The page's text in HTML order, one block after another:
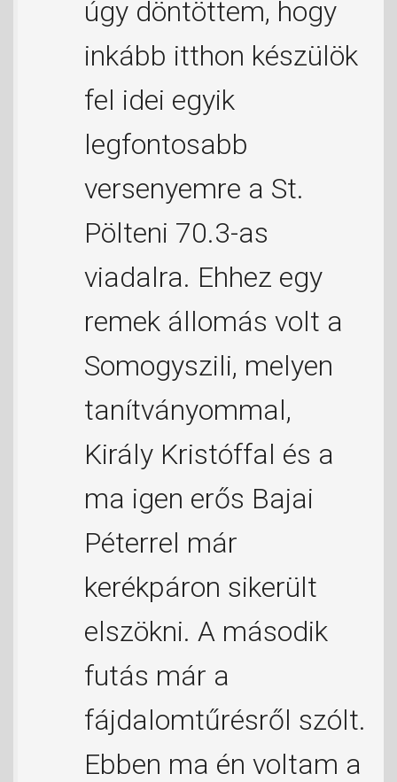
úgy döntöttem, hogy
inkább itthon készülök
fel idei egyik
legfontosabb
versenyemre a St.
Pölteni 70.3-as
viadalra. Ehhez egy
remek állomás volt a
Somogyszili, melyen
tanítványommal,
Király Kristóffal és a
ma igen erős Bajai
Péterrel már
kerékpáron sikerült
elszökni. A második
futás már a
fájdalomtűrésről szólt.
Ebben ma én voltam a